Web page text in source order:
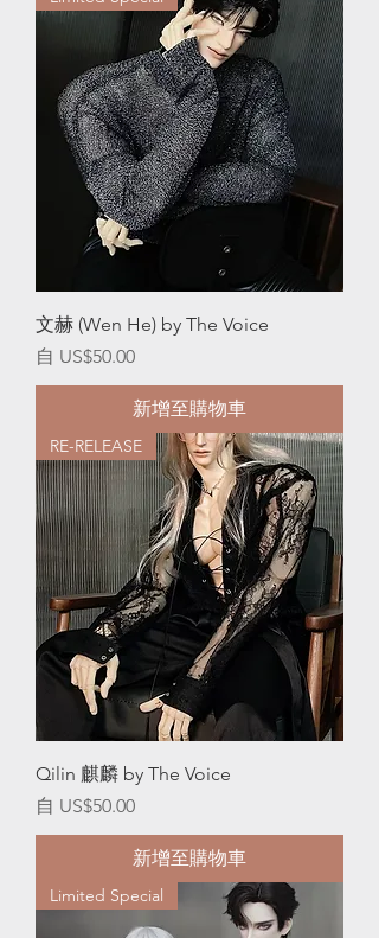
文赫 (Wen He) by The Voice
自 US$50.00
促銷價格
新增至購物車
RE-RELEASE
Qilin 麒麟 by The Voice
自 US$50.00
促銷價格
新增至購物車
Limited Special